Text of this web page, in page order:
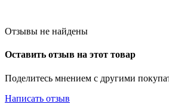
Отзывы не найдены
Оставить отзыв на этот товар
Поделитесь мнением с другими
Написать отзыв